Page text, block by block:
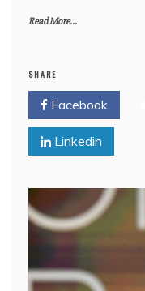
Read More...
SHARE
Facebook
Linkedin